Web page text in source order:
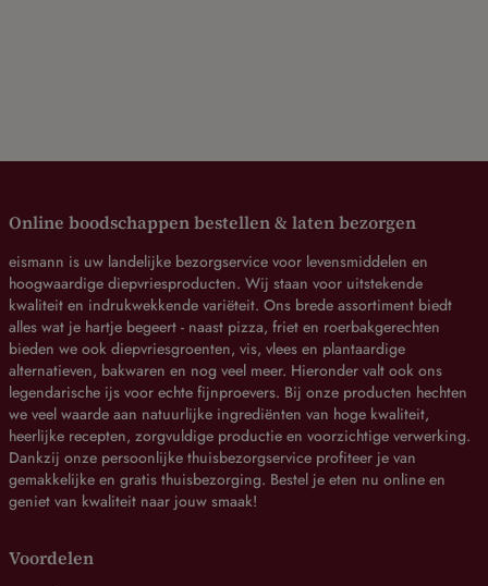
Online boodschappen bestellen & laten bezorgen
eismann is uw landelijke bezorgservice voor levensmiddelen en
hoogwaardige diepvriesproducten. Wij staan voor uitstekende
kwaliteit en indrukwekkende variëteit. Ons brede assortiment biedt
alles wat je hartje begeert - naast pizza, friet en roerbakgerechten
bieden we ook diepvriesgroenten, vis, vlees en plantaardige
alternatieven, bakwaren en nog veel meer. Hieronder valt ook ons
legendarische ijs voor echte fijnproevers. Bij onze producten hechten
we veel waarde aan natuurlijke ingrediënten van hoge kwaliteit,
heerlijke recepten, zorgvuldige productie en voorzichtige verwerking.
Dankzij onze persoonlijke thuisbezorgservice profiteer je van
gemakkelijke en gratis thuisbezorging. Bestel je eten nu online en
geniet van kwaliteit naar jouw smaak!
Voordelen